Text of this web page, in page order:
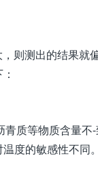
则测出的结果就
青质等物质含量不
度的敏感性不同